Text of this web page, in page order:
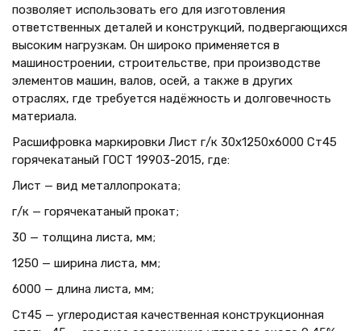
позволяет использовать его для изготовления
ответственных деталей и конструкций, подвергающихся
высоким нагрузкам. Он широко применяется в
машиностроении, строительстве, при производстве
элементов машин, валов, осей, а также в других
отраслях, где требуется надёжность и долговечность
материала.
Расшифровка маркировки Лист г/к 30х1250x6000 Ст45
горячекатаный ГОСТ 19903-2015, где:
Лист — вид металлопроката;
г/к — горячекатаный прокат;
30 — толщина листа, мм;
1250 — ширина листа, мм;
6000 — длина листа, мм;
Ст45 — углеродистая качественная конструкционная